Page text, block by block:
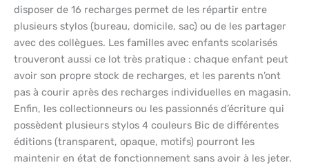
disposer de 16 recharges permet de les répartir entre
plusieurs stylos (bureau, domicile, sac) ou de les partager
avec des collègues. Les familles avec enfants scolarisés
trouveront aussi ce lot très pratique : chaque enfant peut
avoir son propre stock de recharges, et les parents n’ont
pas à courir après des recharges individuelles en magasin.
Enfin, les collectionneurs ou les passionnés d’écriture qui
possèdent plusieurs stylos 4 couleurs Bic de différentes
éditions (transparent, opaque, motifs) pourront les
maintenir en état de fonctionnement sans avoir à les jeter.